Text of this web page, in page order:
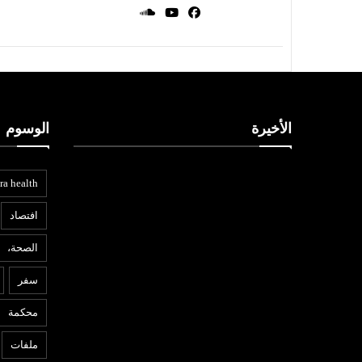
الأخيرة الوسوم
health
افتصاد
الصحة،
سفر
محكمة
ملفات